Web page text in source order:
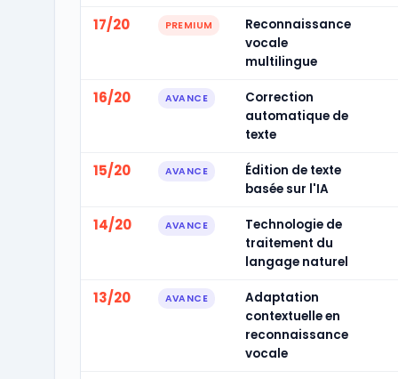
17/20 PREMIUM
Reconnaissance
vocale
multilingue
16/20 AVANCE
Correction
automatique de
texte
15/20 AVANCE
Édition de texte
basée sur l'IA
14/20 AVANCE
Technologie de
traitement du
langage naturel
13/20 AVANCE
Adaptation
contextuelle en
reconnaissance
vocale